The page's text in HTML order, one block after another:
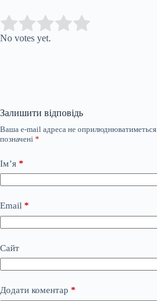
Rate this item:
No votes yet.
Залишити відповідь
Ваша e-mail адреса не оприлюднюватиметься.
позначені *
Ім’я *
Email *
Сайт
Додати коментар *